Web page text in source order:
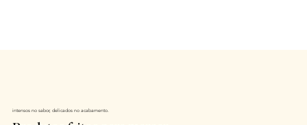
intensos no sabor, delicados no acabamento.